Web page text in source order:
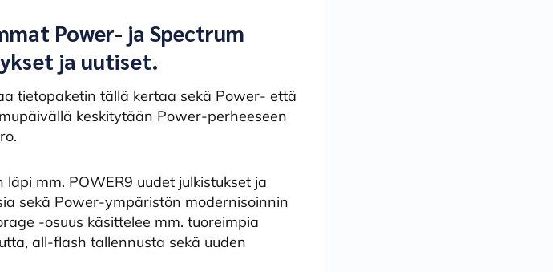
Power- ja Spectrum
ja uutiset.
tietopaketin tällä kertaa sekä Power- että
keskitytään Power-perheeseen
mm. POWER9 uudet julkistukset ja
sekä Power-ympäristön modernisoinnin
-osuus käsittelee mm. tuoreimpia
all-flash tallennusta sekä uuden